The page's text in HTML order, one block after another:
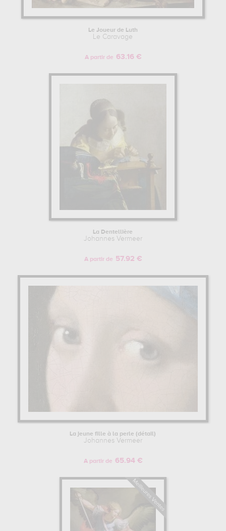
Le Joueur de Luth
Le Caravage
A partir de 63.16 €
La Dentellière
Johannes Vermeer
A partir de 57.92 €
La jeune fille à la perle (détail)
Johannes Vermeer
A partir de 65.94 €